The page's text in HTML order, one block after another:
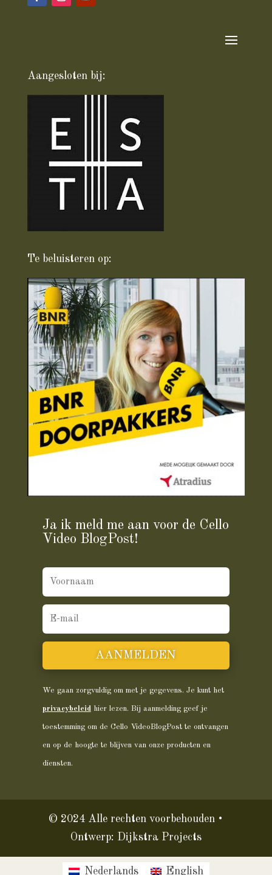
Aangesloten bij:
Te beluisteren op:
Ja ik meld me aan voor de Cello
Video BlogPost!
AANMELDEN
We gaan zorgvuldig om met je gegevens. Je kunt het
privacybeleidhier lezen. Bij aanmelding geef je
toestemming om de Cello VideoBlogPost te ontvangen
en op de hoogte te blijven van onze producten en
diensten.
© 2024 Alle rechten voorbehouden •
Ontwerp: Dijkstra Projects
Nederlands English